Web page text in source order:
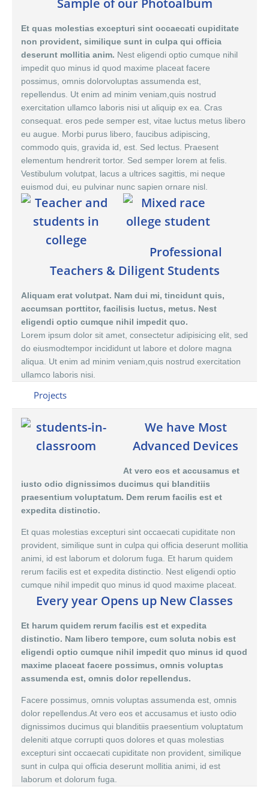
Sample of our Photoalbum
Et quas molestias excepturi sint occaecati cupiditate
non provident, similique sunt in culpa qui officia
deserunt mollitia anim. Nest eligendi optio cumque nihil
impedit quo minus id quod maxime placeat facere
possimus, omnis dolorvoluptas assumenda est,
repellendus. Ut enim ad minim veniam,quis nostrud
exercitation ullamco laboris nisi ut aliquip ex ea. Cras
consequat. eros pede semper est, vitae luctus metus libero
eu augue. Morbi purus libero, faucibus adipiscing,
commodo quis, gravida id, est. Sed lectus. Praesent
elementum hendrerit tortor. Sed semper lorem at felis.
Vestibulum volutpat, lacus a ultrices sagittis, mi neque
euismod dui, eu pulvinar nunc sapien ornare nisl.
Professional
Teachers & Diligent Students
Aliquam erat volutpat. Nam dui mi, tincidunt quis,
accumsan porttitor, facilisis luctus, metus. Nest
eligendi optio cumque nihil impedit quo.
Lorem ipsum dolor sit amet, consectetur adipisicing elit, sed
do eiusmodtempor incididunt ut labore et dolore magna
aliqua. Ut enim ad minim veniam,quis nostrud exercitation
ullamco laboris nisi.
Projects
We have Most
Advanced Devices
At vero eos et accusamus et
iusto odio dignissimos ducimus qui blanditiis
praesentium voluptatum. Dem rerum facilis est et
expedita distinctio.
Et quas molestias excepturi sint occaecati cupiditate non
provident, similique sunt in culpa qui officia deserunt mollitia
animi, id est laborum et dolorum fuga. Et harum quidem
rerum facilis est et expedita distinctio. Nest eligendi optio
cumque nihil impedit quo minus id quod maxime placeat.
Every year Opens up New Classes
Et harum quidem rerum facilis est et expedita
distinctio. Nam libero tempore, cum soluta nobis est
eligendi optio cumque nihil impedit quo minus id quod
maxime placeat facere possimus, omnis voluptas
assumenda est, omnis dolor repellendus.
Facere possimus, omnis voluptas assumenda est, omnis
dolor repellendus.At vero eos et accusamus et iusto odio
dignissimos ducimus qui blanditiis praesentium voluptatum
deleniti atque corrupti quos dolores et quas molestias
excepturi sint occaecati cupiditate non provident, similique
sunt in culpa qui officia deserunt mollitia animi, id est
laborum et dolorum fuga.